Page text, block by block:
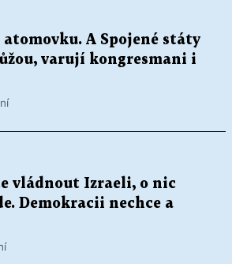
A Spojené státy
varují kongresmani i
vládnout Izraeli, o nic
Demokracii nechce a